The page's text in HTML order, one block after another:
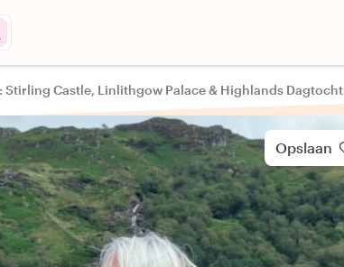
Stirling Castle, Linlithgow Palace & Highlands Dagtocht
Opslaan